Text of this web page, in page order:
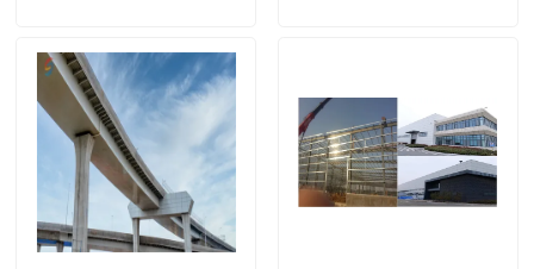
مستودع الهيكل الصلب
ورشة الهياكل الفولاذية